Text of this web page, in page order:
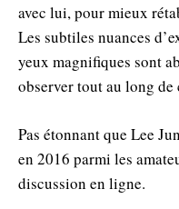
avec lui, pour mieux
Les subtiles nuances
yeux magnifiques sont
observer tout au long de
Pas étonnant que Lee
en 2016 parmi les
discussion en ligne.